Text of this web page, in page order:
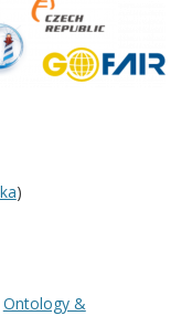
)
Ontology &